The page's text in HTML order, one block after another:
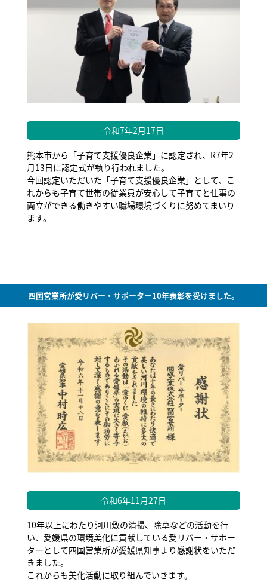
令和7年2月17日
熊本市から「子育て支援優良企業」に認定され、R7年2
月13日に認定式が執り行われました。
今回認定いただいた「子育て支援優良企業」として、こ
れからも子育て世帯の従業員が安心して子育てと仕事の
両立ができる働きやすい職場環境づくりに努めてまいり
ます。
四国営業所が愛リバー・サポーター10年表彰を受けました。
令和6年11月27日
10年以上にわたり河川敷の清掃、除草などの活動を行
い、愛媛県の環境美化に貢献している愛リバー・サポー
ターとして四国営業所が愛媛県知事より感謝状をいただ
きました。
これからも美化活動に取り組んでいきます。